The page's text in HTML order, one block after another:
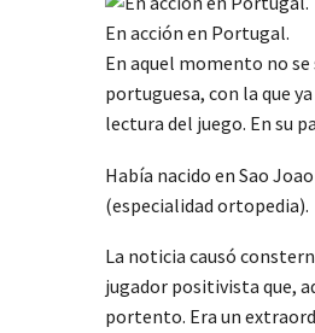
En acción en Portugal.
En aquel momento no
portuguesa, con la que
lectura del juego. En su
Había nacido en Sao
(especialidad ortopedia).
La noticia causó
jugador positivista que,
portento. Era un